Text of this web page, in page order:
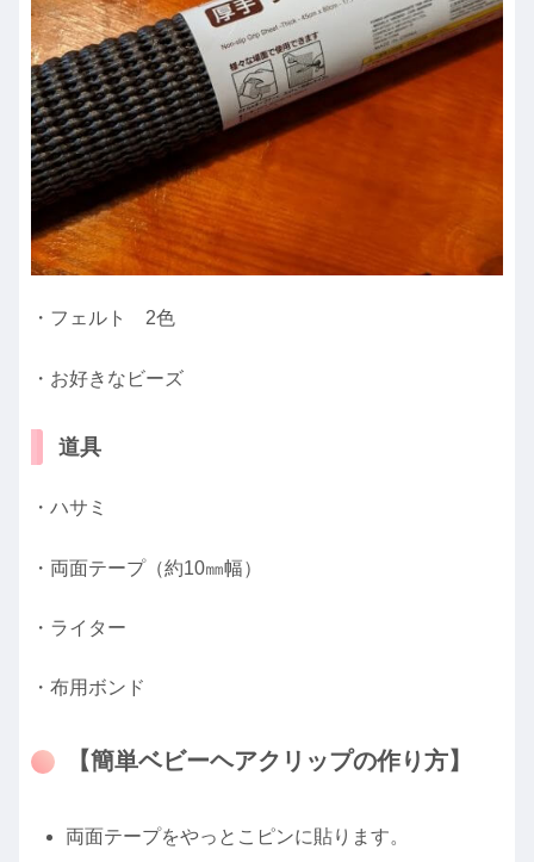
・フェルト 2色
・お好きなビーズ
道具
・ハサミ
・両面テープ（約10㎜幅）
・ライター
・布用ボンド
【簡単ベビーヘアクリップの作り方】
両面テープをやっとこピンに貼ります。